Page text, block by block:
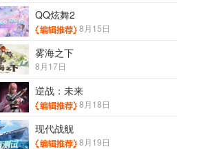
QQ炫舞2
8月15日
雾海之下
8月17日
逆战：未来
8月18日
现代战舰
8月19日